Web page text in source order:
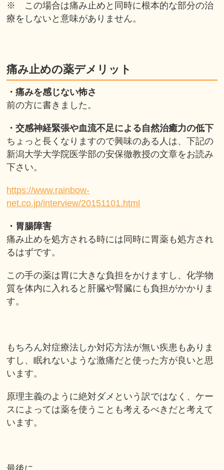
※ この場合は痛み止めと同時に根本的な部分の治
療をしないと意味がありません。
痛み止めの薬デメリット
・痛みを感じない怖さ
前の方に書きました。
・交感神経緊張や血流不足による自然治癒力の低下
ちょっと長くなりますので興味のある人は、下記の
新潟大学大学院医学部の安保徹教授の文章をお読み
下さい。
https://www.rainbow-
net.co.jp/interview/20151101.html
・胃腸障害
痛み止めを処方される時には同時に胃薬も処方され
るはずです。
この手の薬は胃に大きな負担をかけますし、化学物
質を体内に入れると肝臓や腎臓にも負担がかかりま
す。
もちろん対症療法しか対応方法が無い疾患もありま
すし、眠れないような激痛だと使った方が良いと思
います。
原理主義のように絶対ダメという訳ではなく、ケー
スによっては薬を使うことも考えるべきだと考えて
い ます。